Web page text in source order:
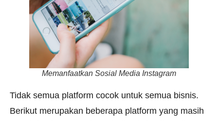
Memanfaatkan Sosial Media Instagram
Tidak semua platform cocok untuk semua bisnis.
Berikut merupakan beberapa platform yang masih